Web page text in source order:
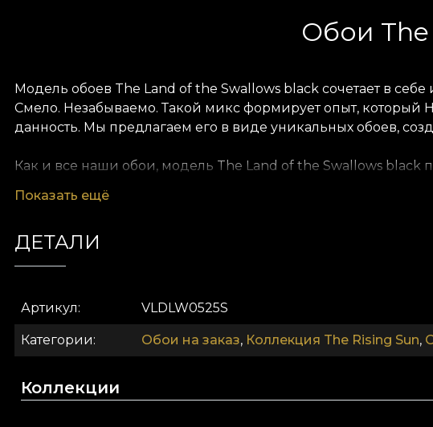
Обои The
Модель обоев The Land of the Swallows black сочетает в
Смело. Незабываемо. Такой микс формирует опыт, который
данность. Мы предлагаем его в виде уникальных обоев,
Как и все наши обои, модель The Land of the Swallows black
приятная на ощупь. Canvas добавляет текстуру, создавая
Показать ещё
ДЕТАЛИ
Артикул VLDLW0525S
Категории Обои на заказ, Коллекция The Rising Sun,
Коллекции